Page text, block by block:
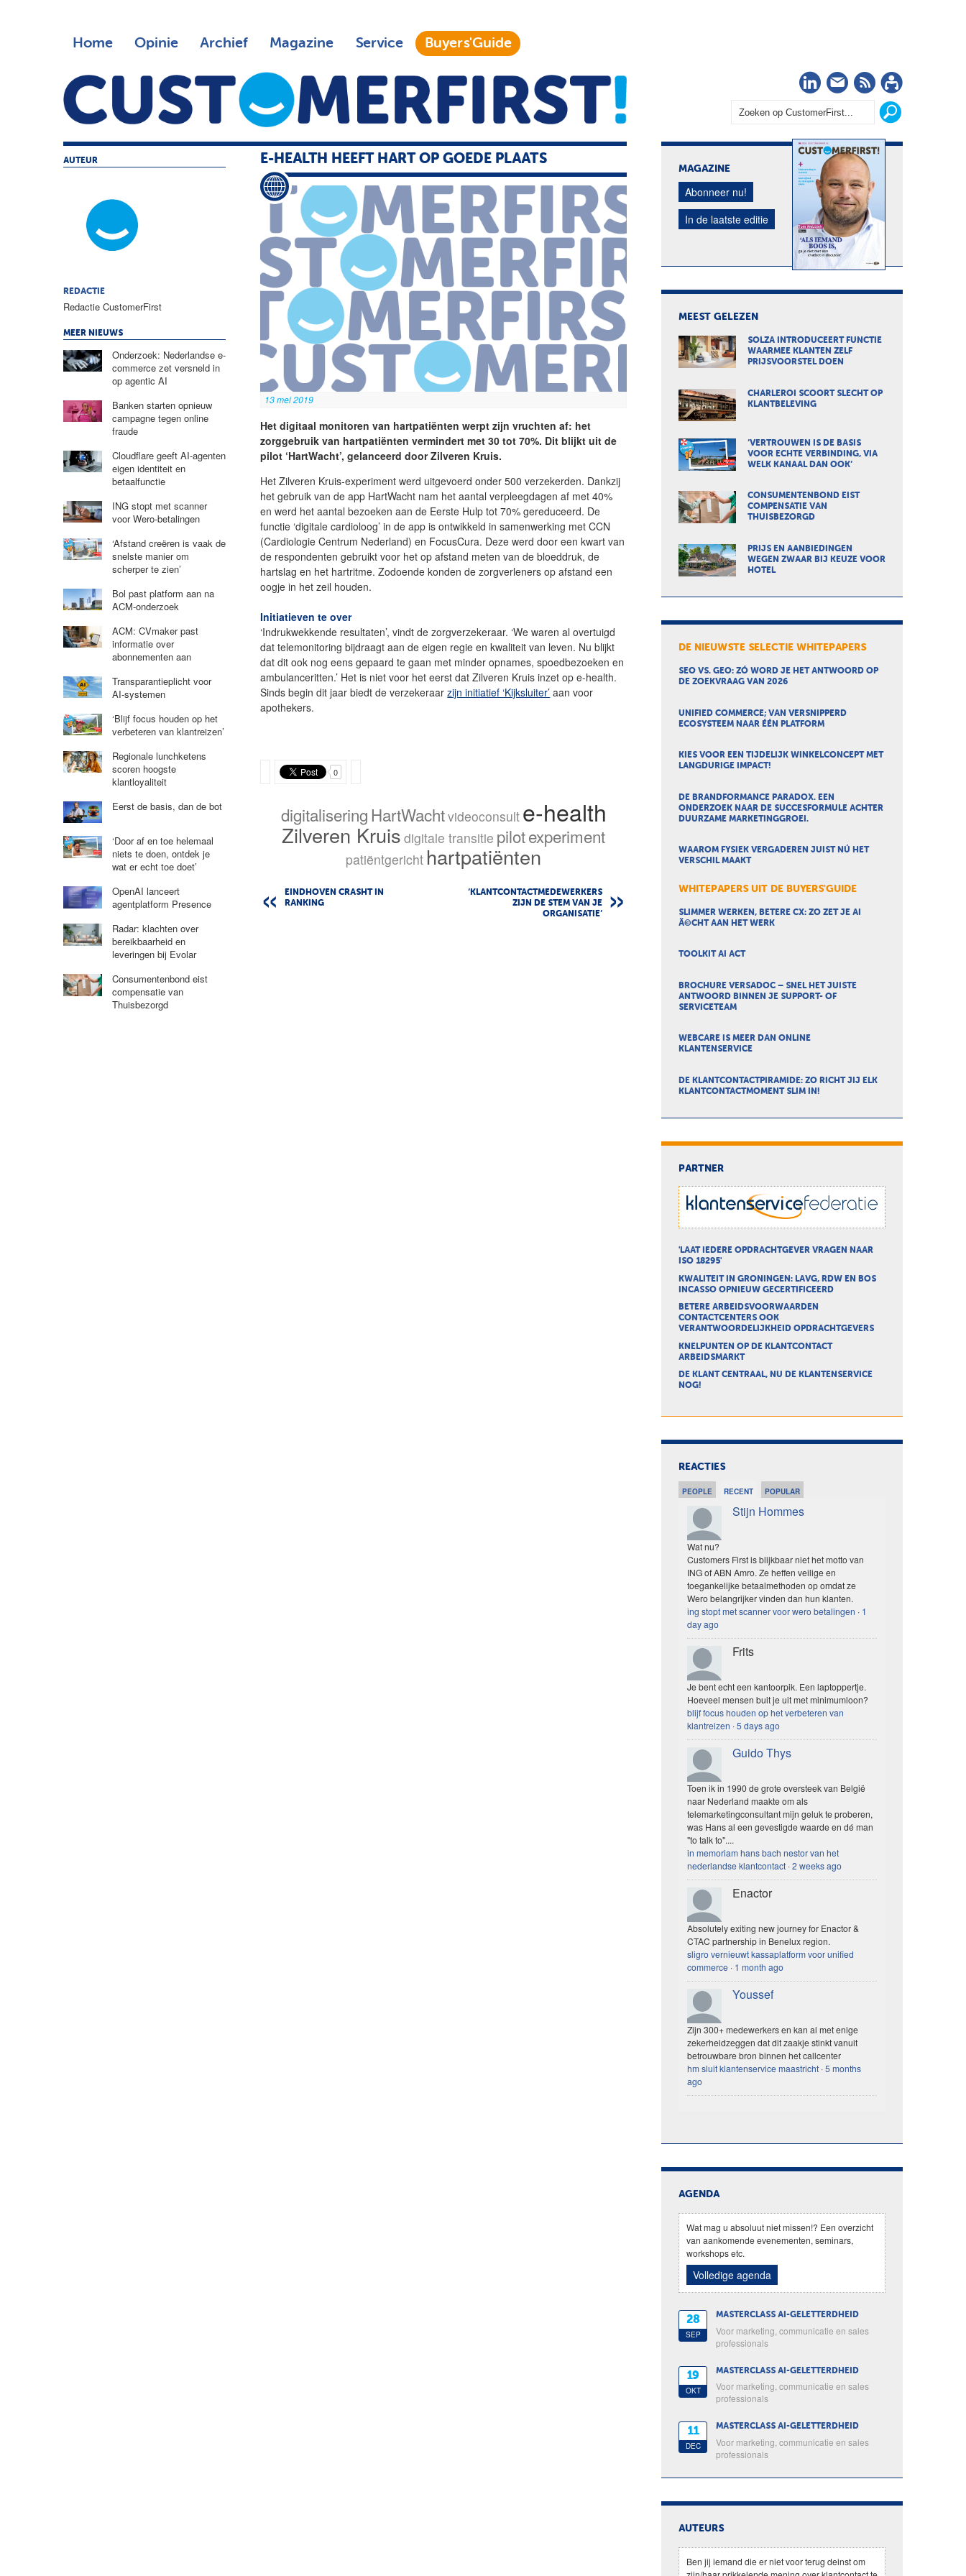
Home Opinie Archief Magazine Service Buyers'Guide
LinkedIn
Nieuwsbrief
RSS
E-HEALTH HEEFT HART OP GOEDE PLAATS
13 mei 2019
Het digitaal monitoren van hartpatiënten werpt zijn vruchten af: het
zorggebruik van hartpatiënten vermindert met 30 tot 70%. Dit blijkt uit de
pilot ‘HartWacht’, gelanceerd door Zilveren Kruis.
Het Zilveren Kruis-experiment werd uitgevoerd onder 500 verzekerden. Dankzij
het gebruik van de app HartWacht nam het aantal verpleegdagen af met 40%
en werd het aantal bezoeken aan de Eerste Hulp tot 70% gereduceerd. De
functie ‘digitale cardioloog’ in de app is ontwikkeld in samenwerking met CCN
(Cardiologie Centrum Nederland) en FocusCura. Deze werd door een kwart van
de respondenten gebruikt voor het op afstand meten van de bloeddruk, de
hartslag en het hartritme. Zodoende konden de zorgverleners op afstand een
oogje in het zeil houden.
Initiatieven te over
‘Indrukwekkende resultaten’, vindt de zorgverzekeraar. ‘We waren al overtuigd
dat telemonitoring bijdraagt aan de eigen regie en kwaliteit van leven. Nu blijkt
dat dit ook nog eens gepaard te gaan met minder opnames, spoedbezoeken en
ambulanceritten.’ Het is niet voor het eerst dat Zilveren Kruis inzet op e-health.
Sinds begin dit jaar biedt de verzekeraarzijn initiatief ‘Kijksluiter’ aan voor
apothekers.
0
digitalisering HartWachtvideoconsult e-health
Zilveren Kruis digitale transitie pilotexperiment
patiëntgericht hartpatiënten
EINDHOVEN CRASHT IN
RANKING
‘KLANTCONTACTMEDEWERKERS
ZIJN DE STEM VAN JE
ORGANISATIE’
AUTEUR
REDACTIE
Redactie CustomerFirst
MEER NIEUWS
Onderzoek: Nederlandse e-
commerce zet versneld in
op agentic AI
Banken starten opnieuw
campagne tegen online
fraude
Cloudflare geeft AI-agenten
eigen identiteit en
betaalfunctie
ING stopt met scanner
voor Wero-betalingen
‘Afstand creëren is vaak de
snelste manier om
scherper te zien’
Bol past platform aan na
ACM-onderzoek
ACM: CVmaker past
informatie over
abonnementen aan
Transparantieplicht voor
AI-systemen
‘Blijf focus houden op het
verbeteren van klantreizen’
Regionale lunchketens
scoren hoogste
klantloyaliteit
Eerst de basis, dan de bot
‘Door af en toe helemaal
niets te doen, ontdek je
wat er echt toe doet’
OpenAI lanceert
agentplatform Presence
Radar: klachten over
bereikbaarheid en
leveringen bij Evolar
Consumentenbond eist
compensatie van
Thuisbezorgd
MAGAZINE
Abonneer nu!
In de laatste editie
MEEST GELEZEN
SOLZA INTRODUCEERT FUNCTIE
WAARMEE KLANTEN ZELF
PRIJSVOORSTEL DOEN
CHARLEROI SCOORT SLECHT OP
KLANTBELEVING
‘VERTROUWEN IS DE BASIS
VOOR ECHTE VERBINDING, VIA
WELK KANAAL DAN OOK’
CONSUMENTENBOND EIST
COMPENSATIE VAN
THUISBEZORGD
PRIJS EN AANBIEDINGEN
WEGEN ZWAAR BIJ KEUZE VOOR
HOTEL
DE NIEUWSTE SELECTIE WHITEPAPERS
SEO VS. GEO: ZÓ WORD JE HET ANTWOORD OP
DE ZOEKVRAAG VAN 2026
UNIFIED COMMERCE; VAN VERSNIPPERD
ECOSYSTEEM NAAR ÉÉN PLATFORM
KIES VOOR EEN TIJDELIJK WINKELCONCEPT MET
LANGDURIGE IMPACT!
DE BRANDFORMANCE PARADOX. EEN
ONDERZOEK NAAR DE SUCCESFORMULE ACHTER
DUURZAME MARKETINGGROEI.
WAAROM FYSIEK VERGADEREN JUIST NÚ HET
VERSCHIL MAAKT
WHITEPAPERS UIT DE BUYERS'GUIDE
SLIMMER WERKEN, BETERE CX: ZO ZET JE AI
Ã©CHT AAN HET WERK
TOOLKIT AI ACT
BROCHURE VERSADOC – SNEL HET JUISTE
ANTWOORD BINNEN JE SUPPORT- OF
SERVICETEAM
WEBCARE IS MEER DAN ONLINE
KLANTENSERVICE
DE KLANTCONTACTPIRAMIDE: ZO RICHT JIJ ELK
KLANTCONTACTMOMENT SLIM IN!
PARTNER
'LAAT IEDERE OPDRACHTGEVER VRAGEN NAAR
ISO 18295'
KWALITEIT IN GRONINGEN: LAVG, RDW EN BOS
INCASSO OPNIEUW GECERTIFICEERD
BETERE ARBEIDSVOORWAARDEN
CONTACTCENTERS OOK
VERANTWOORDELIJKHEID OPDRACHTGEVERS
KNELPUNTEN OP DE KLANTCONTACT
ARBEIDSMARKT
DE KLANT CENTRAAL, NU DE KLANTENSERVICE
NOG!
REACTIES
PEOPLE RECENT POPULAR
Stijn Hommes
Wat nu?
Customers First is blijkbaar niet het motto van
ING of ABN Amro. Ze heffen veilige en
toegankelijke betaalmethoden op omdat ze
Wero belangrijker vinden dan hun klanten.
ing stopt met scanner voor wero betalingen · 1
day ago
Frits
Je bent echt een kantoorpik. Een laptoppertje.
Hoeveel mensen buit je uit met minimumloon?
blijf focus houden op het verbeteren van
klantreizen ·5 days ago
Guido Thys
Toen ik in 1990 de grote oversteek van België
naar Nederland maakte om als
telemarketingconsultant mijn geluk te proberen,
was Hans al een gevestigde waarde en dé man
"to talk to"....
in memoriam hans bach nestor van het
nederlandse klantcontact ·2 weeks ago
Enactor
Absolutely exiting new journey for Enactor &
CTAC partnership in Benelux region.
sligro vernieuwt kassaplatform voor unified
commerce · 1 month ago
Youssef
Zijn 300+ medewerkers en kan al met enige
zekerheidzeggen dat dit zaakje stinkt vanuit
betrouwbare bron binnen het callcenter
hm sluit klantenservice maastricht ·5 months
ago
AGENDA
Wat mag u absoluut niet missen!? Een overzicht
van aankomende evenementen, seminars,
workshops etc.
Volledige agenda
28
SEP
MASTERCLASS AI-GELETTERDHEID
Voor marketing, communicatie en sales
professionals
19
OKT
MASTERCLASS AI-GELETTERDHEID
Voor marketing, communicatie en sales
professionals
11
DEC
MASTERCLASS AI-GELETTERDHEID
Voor marketing, communicatie en sales
professionals
AUTEURS
Ben jij iemand die er niet voor terug deinst om